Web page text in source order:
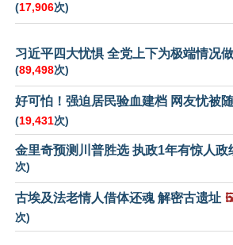
(17,906次)
习近平四大忧惧 全党上下为极端情况
(89,498次)
好可怕！强迫居民验血建档 网友忧被
(19,431次)
金里奇预测川普胜选 执政1年有惊人政
次)
古埃及法老情人借体还魂 解密古遗址
次)